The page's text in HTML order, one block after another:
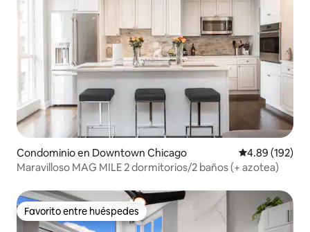
Condominio en Downtown Chicago Calificación
4.89 (192)
Maravilloso MAG MILE 2 dormitorios/2 baños (+ azotea)
Favorito entre huéspedes
Favorito entre huéspedes